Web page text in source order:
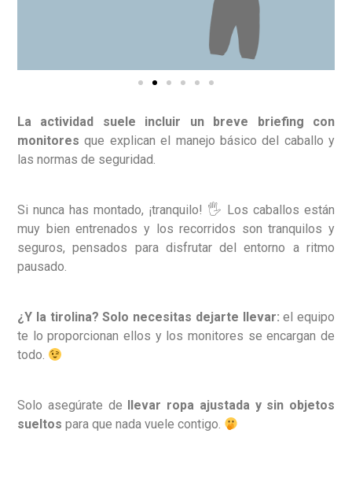
La actividad suele incluir un breve briefing con
monitoresque explican el manejo básico del caballo y
las normas de seguridad.
Si nunca has montado, ¡tranquilo! 🖐️ Los caballos están
muy bien entrenados y los recorridos son tranquilos y
seguros, pensados para disfrutar del entorno a ritmo
pausado.
¿Y la tirolina? Solo necesitas dejarte llevar: el equipo
te lo proporcionan ellos y los monitores se encargan de
todo.
Solo asegúrate de llevar ropa ajustada y sin objetos
sueltos para que nada vuele contigo.